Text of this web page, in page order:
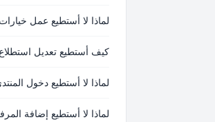
لماذا لا أستطيع عمل
كيف أستطيع تعديل استطلاع
لماذا لا أستطيع دخول
لماذا لا أستطيع إضافة